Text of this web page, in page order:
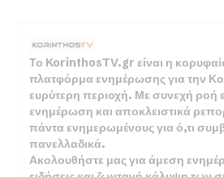
Το KorinthosTV.gr είναι η
πλατφόρμα ενημέρωσης για την
ευρύτερη περιοχή. Με συνεχή ροή
ενημέρωση και αποκλειστικά
πάντα ενημερωμένους για ό,τι
πανελλαδικά.
Ακολουθήστε μας για άμεση